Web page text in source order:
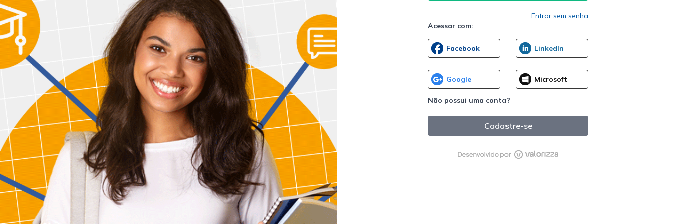
Entrar sem senha
Acessar com:
Não possui uma conta?